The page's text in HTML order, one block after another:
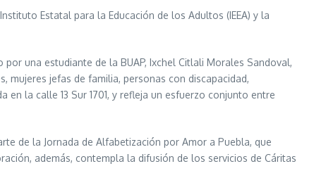
Estatal para la Educación de los Adultos (IEEA) y la
una estudiante de la BUAP, Ixchel Citlali Morales Sandoval,
mujeres jefas de familia, personas con discapacidad,
la calle 13 Sur 1701, y refleja un esfuerzo conjunto entre
de la Jornada de Alfabetización por Amor a Puebla, que
además, contempla la difusión de los servicios de Cáritas